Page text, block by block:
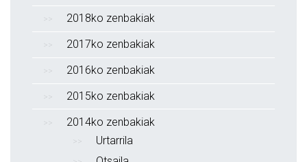
2018ko zenbakiak
2017ko zenbakiak
2016ko zenbakiak
2015ko zenbakiak
2014ko zenbakiak
Urtarrila